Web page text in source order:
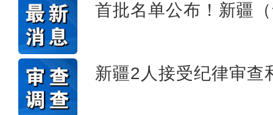
首批名单公布！新疆
新疆2人接受纪律审查